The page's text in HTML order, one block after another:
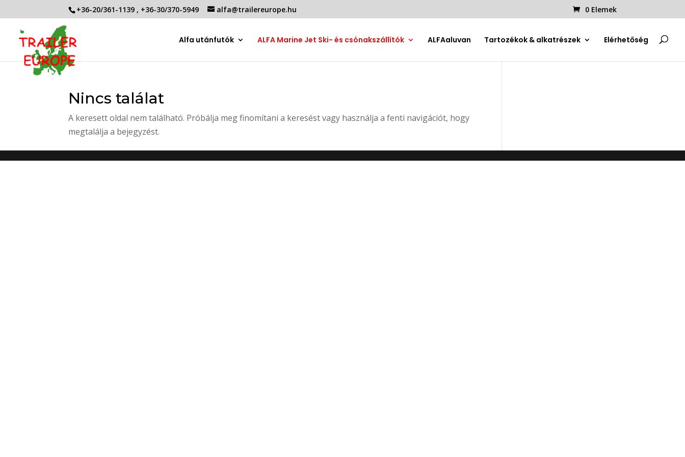
+36-20/361-1139 , +36-30/370-5949 alfa@trailereurope.hu 0 Elemek
Alfa utánfutók ALFA Marine Jet Ski- és csónakszállítók ALFAaluvan Tartozékok & alkatrészek Elérhetőség
Nincs találat
A keresett oldal nem található. Próbálja meg finomítani a keresést vagy használja a fenti navigációt, hogy
megtalálja a bejegyzést.